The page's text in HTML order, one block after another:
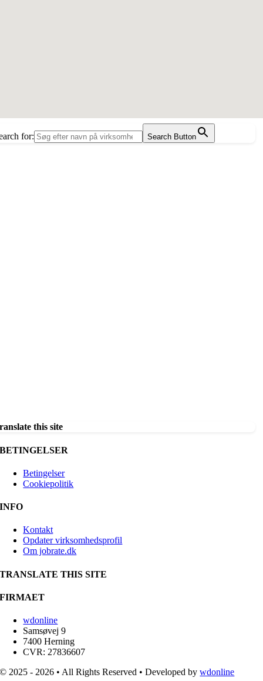
for: Search Button
this site
BETINGELSER
Betingelser
Cookiepolitik
INFO
Kontakt
Opdater virksomhedsprofil
Om jobrate.dk
TRANSLATE THIS SITE
FIRMAET
wdonline
Samsøvej 9
7400 Herning
CVR: 27836607
© 2025 - 2026 • All Rights Reserved • Developed bywdonline